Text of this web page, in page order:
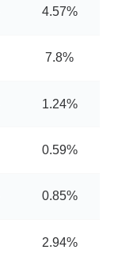
4.57%
7.8%
1.24%
0.59%
0.85%
2.94%